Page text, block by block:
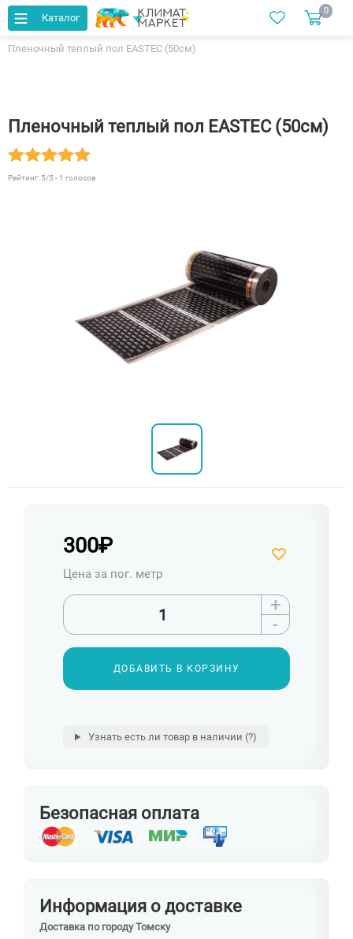
Каталог
0
Главная Каталог
Теплый пол
Пленочный теплый пол EASTEC (50см)
Пленочный теплый пол EASTEC (50см)
Рейтинг: 5/5 - 1 голосов
300₽
Цена за пог. метр
+
-
ДОБАВИТЬ В КОРЗИНУ
Узнать есть ли товар в наличии (?)
Безопасная оплата
Информация о доставке
Доставка по городу Томску